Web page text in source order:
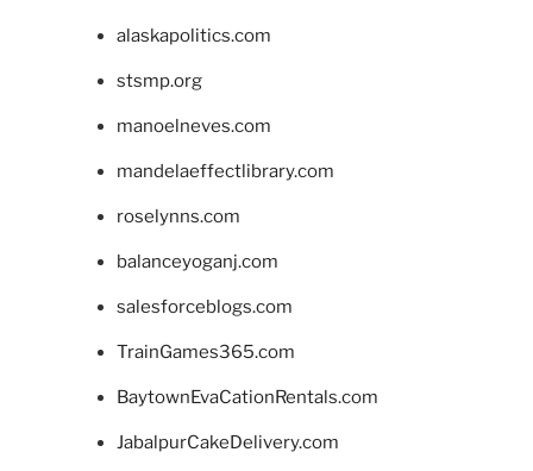
alaskapolitics.com
stsmp.org
manoelneves.com
mandelaeffectlibrary.com
roselynns.com
balanceyoganj.com
salesforceblogs.com
TrainGames365.com
BaytownEvaCationRentals.com
JabalpurCakeDelivery.com